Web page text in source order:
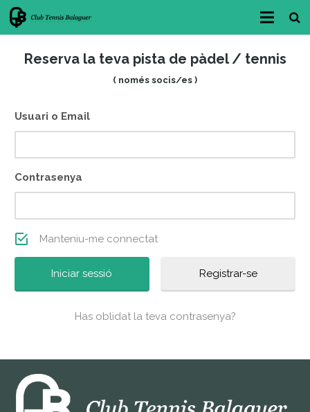
FES-TE SOCI/A
INSTAL·LACIONS
RESERVES
LLUM I ACCESSOS
NOTÍCIES i NOVETATS
Reserva la teva pista de pàdel / tennis
( només socis/es )
Usuari o Email
Contrasenya
Manteniu-me connectat
Registrar-se
Has oblidat la teva contrasenya?